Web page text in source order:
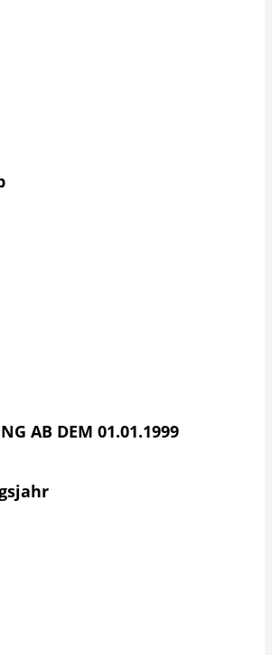
AB DEM 01.01.1999